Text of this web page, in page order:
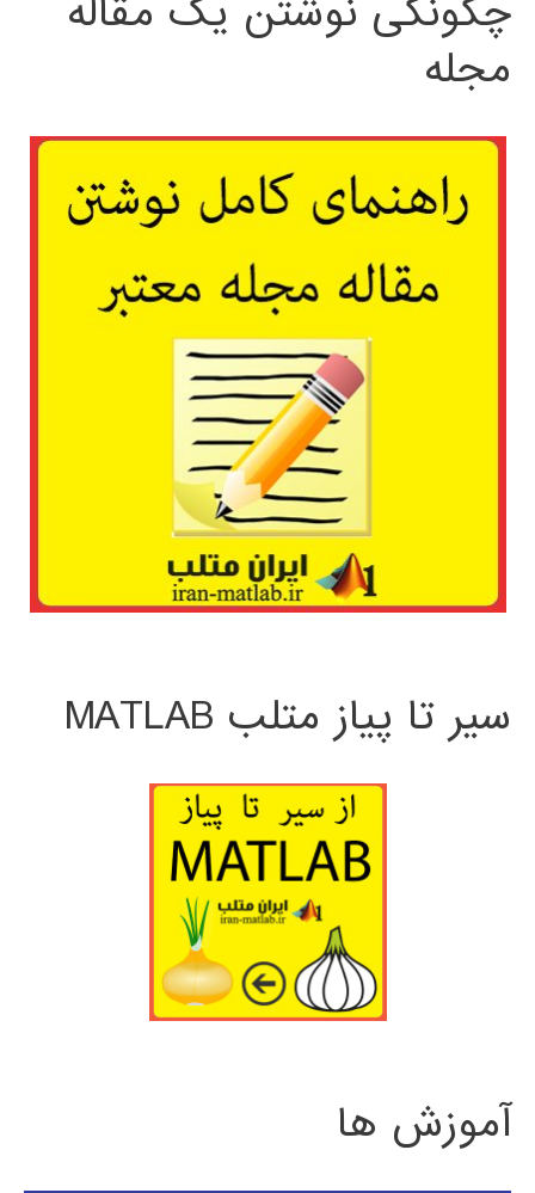
چگونگی نوشتن یک مقاله
مجله
سیر تا پیاز متلب MATLAB
آموزش ها